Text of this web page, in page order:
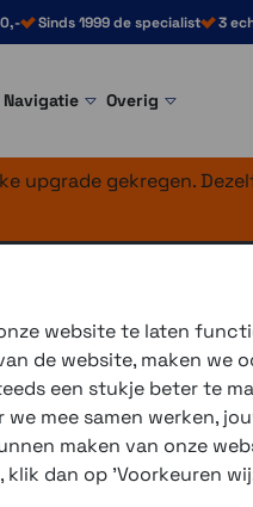
Sinds 1999 de specialist 3
Navigatie Overig
upgrade gekregen.
website te laten
de website, maken we
een stukje beter te
mee samen werken,
maken van onze
dan op 'Voorkeuren